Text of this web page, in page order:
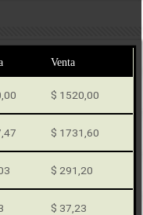
Venta
$ 1520,00
$ 1731,60
$ 291,20
$ 37,23